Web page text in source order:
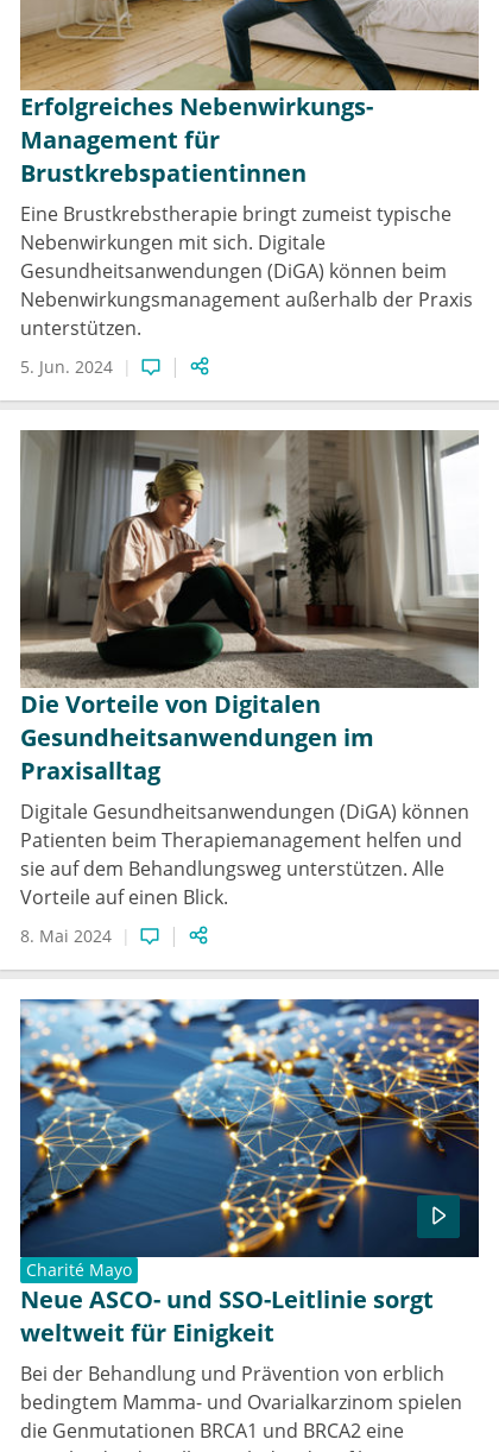
Erfolgreiches Nebenwirkungs-
Management für
Brustkrebspatientinnen
Eine Brustkrebstherapie bringt zumeist typische
Nebenwirkungen mit sich. Digitale
Gesundheitsanwendungen (DiGA) können beim
Nebenwirkungsmanagement außerhalb der Praxis
unterstützen.
5. Jun. 2024
Die Vorteile von Digitalen
Gesundheitsanwendungen im
Praxisalltag
Digitale Gesundheitsanwendungen (DiGA) können
Patienten beim Therapiemanagement helfen und
sie auf dem Behandlungsweg unterstützen. Alle
Vorteile auf einen Blick.
8. Mai 2024
Charité Mayo
Neue ASCO- und SSO-Leitlinie sorgt
weltweit für Einigkeit
Bei der Behandlung und Prävention von erblich
bedingtem Mamma- und Ovarialkarzinom spielen
die Genmutationen BRCA1 und BRCA2 eine